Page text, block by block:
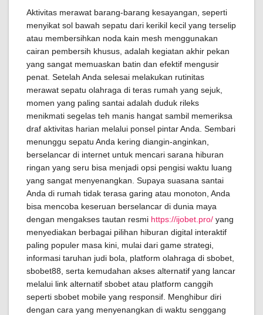
Aktivitas merawat barang-barang kesayangan, seperti
menyikat sol bawah sepatu dari kerikil kecil yang terselip
atau membersihkan noda kain mesh menggunakan
cairan pembersih khusus, adalah kegiatan akhir pekan
yang sangat memuaskan batin dan efektif mengusir
penat. Setelah Anda selesai melakukan rutinitas
merawat sepatu olahraga di teras rumah yang sejuk,
momen yang paling santai adalah duduk rileks
menikmati segelas teh manis hangat sambil memeriksa
draf aktivitas harian melalui ponsel pintar Anda. Sembari
menunggu sepatu Anda kering diangin-anginkan,
berselancar di internet untuk mencari sarana hiburan
ringan yang seru bisa menjadi opsi pengisi waktu luang
yang sangat menyenangkan. Supaya suasana santai
Anda di rumah tidak terasa garing atau monoton, Anda
bisa mencoba keseruan berselancar di dunia maya
dengan mengakses tautan resmi https://ijobet.pro/ yang
menyediakan berbagai pilihan hiburan digital interaktif
paling populer masa kini, mulai dari game strategi,
informasi taruhan judi bola, platform olahraga di sbobet,
sbobet88, serta kemudahan akses alternatif yang lancar
melalui link alternatif sbobet atau platform canggih
seperti sbobet mobile yang responsif. Menghibur diri
dengan cara yang menyenangkan di waktu senggang